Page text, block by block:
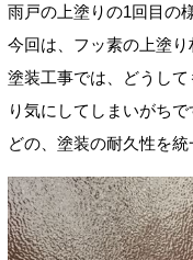
雨戸の上塗りの1回目の
今回は、フッ素の上塗り
塗装工事では、どうし
り気にしてしまいがち
どの、塗装の耐久性を統